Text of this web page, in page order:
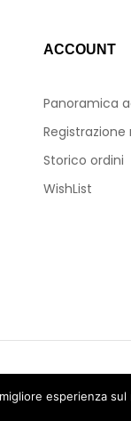
ACCOUNT
Panoramica
Registrazione
Storico ordini
WishList
riservatiesperienza